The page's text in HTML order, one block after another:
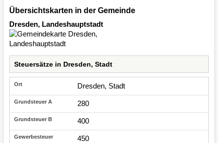
Übersichtskarten in der Gemeinde
Dresden, Landeshauptstadt
Steuersätze in Dresden, Stadt
Dresden, Stadt
280
400
450